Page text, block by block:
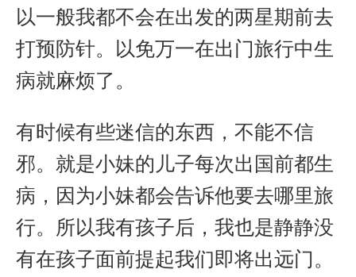
以一般我都不会在出发的两星期前去
打预防针。以免万一在出门旅行中生
病就麻烦了。
有时候有些迷信的东西，不能不信
邪。就是小妹的儿子每次出国前都生
病，因为小妹都会告诉他要去哪里旅
行。所以我有孩子后，我也是静静没
有在孩子面前提起我们即将出远门。